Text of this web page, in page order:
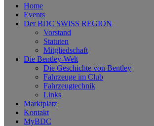
Home
Events
Der BDC SWISS REGION
Vorstand
Statuten
Mitgliedschaft
Die Bentley-Welt
Die Geschichte von Bentley
Fahrzeuge im Club
Fahrzeugtechnik
Links
Marktplatz
Kontakt
MyBDC